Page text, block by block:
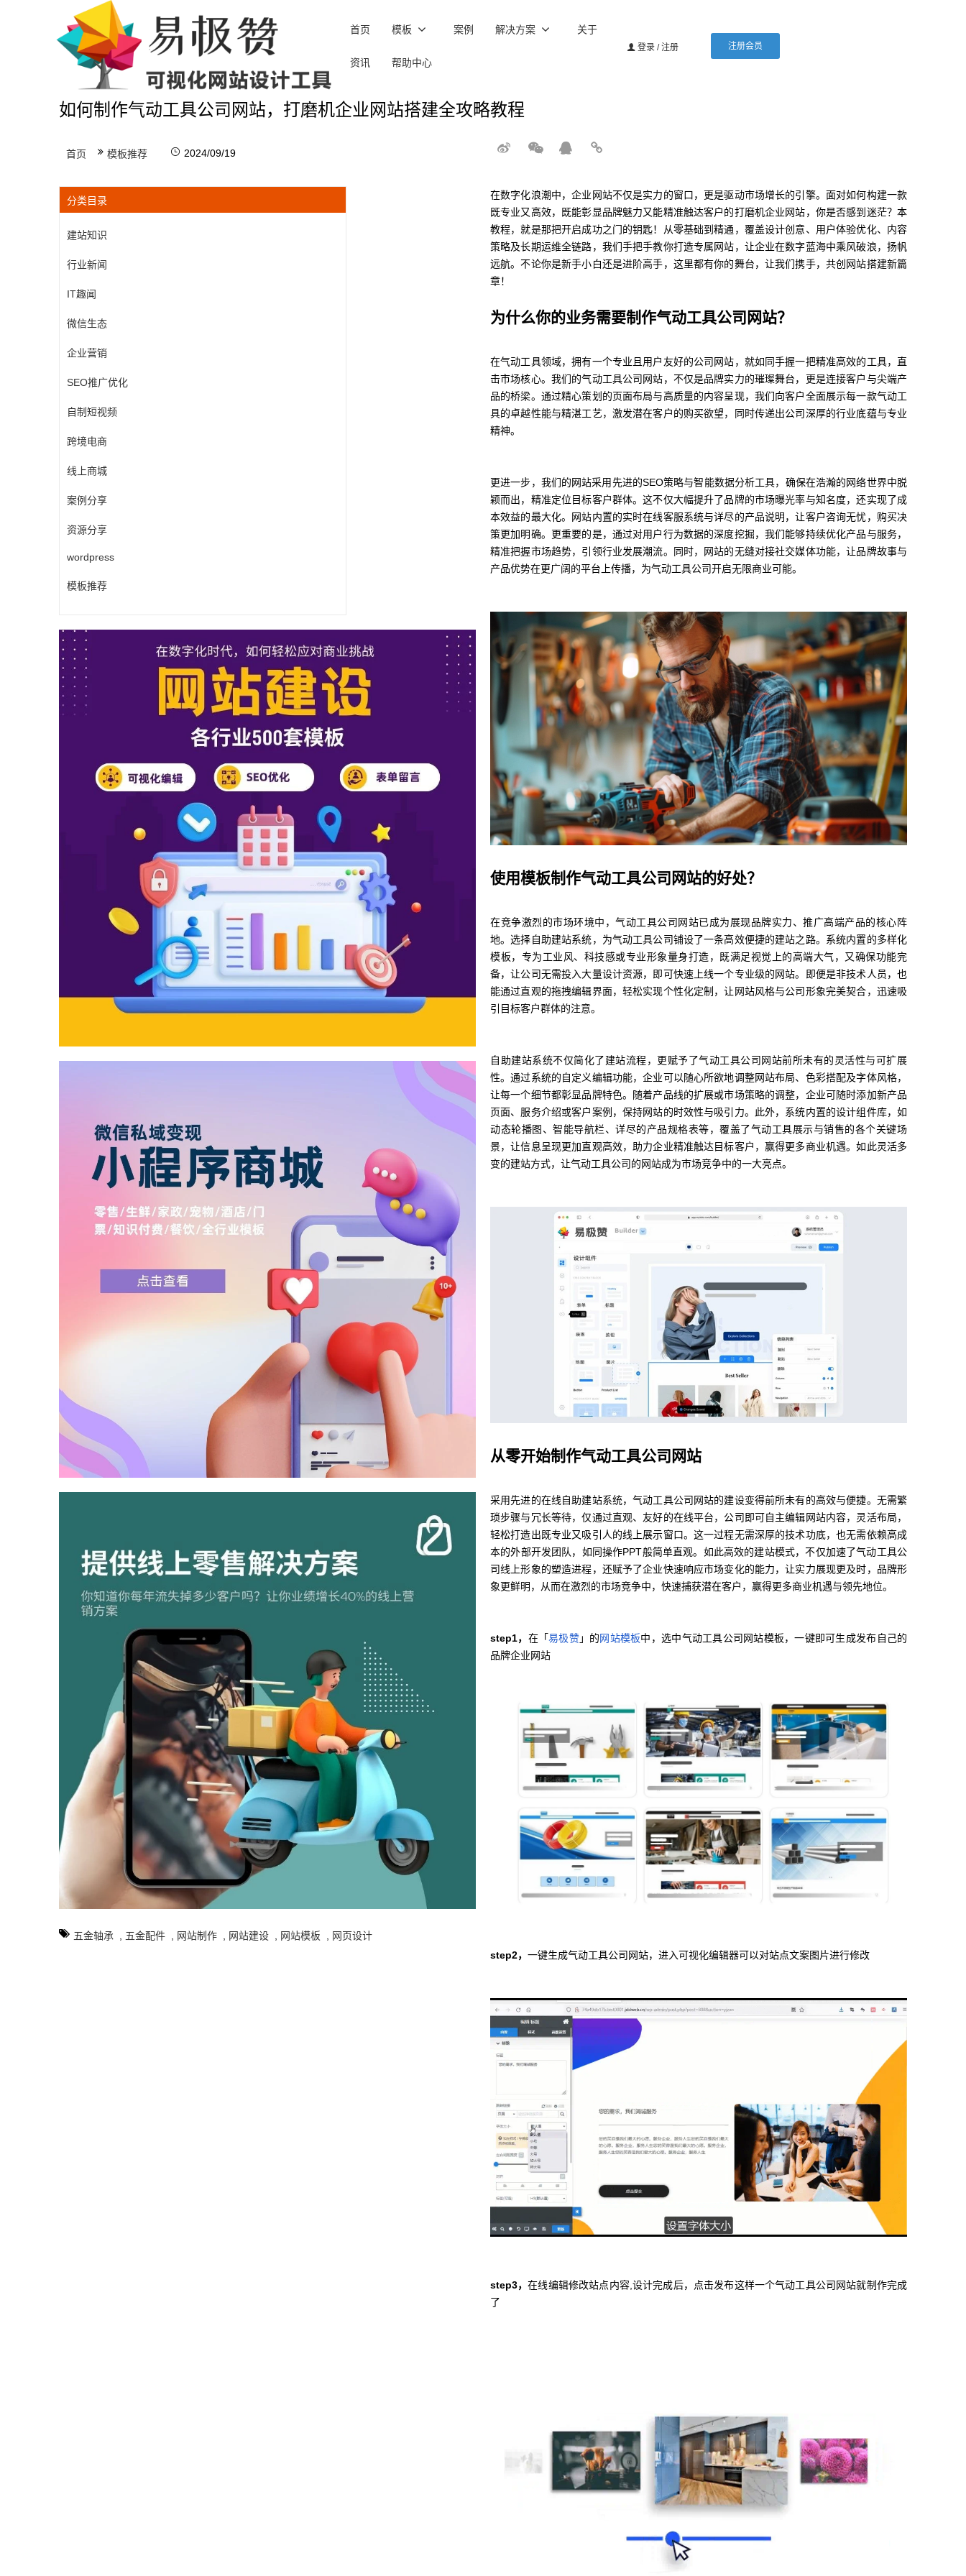
首页 模板 案例 解决方案 关于
资讯 帮助中心
登录 / 注册 注册会员
如何制作气动工具公司网站，打磨机企业网站搭建全攻略教程
首页 模板推荐 2024/09/19
分类目录
建站知识
行业新闻
IT趣闻
微信生态
企业营销
SEO推广优化
自制短视频
跨境电商
线上商城
案例分享
资源分享
wordpress
模板推荐
五金轴承 五金配件 网站制作 网站建设 网站模板 网页设计
在数字化浪潮中，企业网站不仅是实力的窗口，更是驱动市场增长的引擎。面对如何构建一款
既专业又高效，既能彰显品牌魅力又能精准触达客户的打磨机企业网站，你是否感到迷茫？本
教程，就是那把开启成功之门的钥匙！从零基础到精通，覆盖设计创意、用户体验优化、内容
策略及长期运维全链路，我们手把手教你打造专属网站，让企业在数字蓝海中乘风破浪，扬帆
远航。不论你是新手小白还是进阶高手，这里都有你的舞台，让我们携手，共创网站搭建新篇
章！
为什么你的业务需要制作气动工具公司网站？
在气动工具领域，拥有一个专业且用户友好的公司网站，就如同手握一把精准高效的工具，直
击市场核心。我们的气动工具公司网站，不仅是品牌实力的璀璨舞台，更是连接客户与尖端产
品的桥梁。通过精心策划的页面布局与高质量的内容呈现，我们向客户全面展示每一款气动工
具的卓越性能与精湛工艺，激发潜在客户的购买欲望，同时传递出公司深厚的行业底蕴与专业
精神。
更进一步，我们的网站采用先进的SEO策略与智能数据分析工具，确保在浩瀚的网络世界中脱
颖而出，精准定位目标客户群体。这不仅大幅提升了品牌的市场曝光率与知名度，还实现了成
本效益的最大化。网站内置的实时在线客服系统与详尽的产品说明，让客户咨询无忧，购买决
策更加明确。更重要的是，通过对用户行为数据的深度挖掘，我们能够持续优化产品与服务，
精准把握市场趋势，引领行业发展潮流。同时，网站的无缝对接社交媒体功能，让品牌故事与
产品优势在更广阔的平台上传播，为气动工具公司开启无限商业可能。
使用模板制作气动工具公司网站的好处？
在竞争激烈的市场环境中，气动工具公司网站已成为展现品牌实力、推广高端产品的核心阵
地。选择自助建站系统，为气动工具公司铺设了一条高效便捷的建站之路。系统内置的多样化
模板，专为工业风、科技感或专业形象量身打造，既满足视觉上的高端大气，又确保功能完
备，让公司无需投入大量设计资源，即可快速上线一个专业级的网站。即便是非技术人员，也
能通过直观的拖拽编辑界面，轻松实现个性化定制，让网站风格与公司形象完美契合，迅速吸
引目标客户群体的注意。
自助建站系统不仅简化了建站流程，更赋予了气动工具公司网站前所未有的灵活性与可扩展
性。通过系统的自定义编辑功能，企业可以随心所欲地调整网站布局、色彩搭配及字体风格，
让每一个细节都彰显品牌特色。随着产品线的扩展或市场策略的调整，企业可随时添加新产品
页面、服务介绍或客户案例，保持网站的时效性与吸引力。此外，系统内置的设计组件库，如
动态轮播图、智能导航栏、详尽的产品规格表等，覆盖了气动工具展示与销售的各个关键场
景，让信息呈现更加直观高效，助力企业精准触达目标客户，赢得更多商业机遇。如此灵活多
变的建站方式，让气动工具公司的网站成为市场竞争中的一大亮点。
从零开始制作气动工具公司网站
采用先进的在线自助建站系统，气动工具公司网站的建设变得前所未有的高效与便捷。无需繁
琐步骤与冗长等待，仅通过直观、友好的在线平台，公司即可自主编辑网站内容，灵活布局，
轻松打造出既专业又吸引人的线上展示窗口。这一过程无需深厚的技术功底，也无需依赖高成
本的外部开发团队，如同操作PPT般简单直观。如此高效的建站模式，不仅加速了气动工具公
司线上形象的塑造进程，还赋予了企业快速响应市场变化的能力，让实力展现更及时，品牌形
象更鲜明，从而在激烈的市场竞争中，快速捕获潜在客户，赢得更多商业机遇与领先地位。
step1， 在「易极赞」的网站模板中，选中气动工具公司网站模板，一键即可生成发布自己的
品牌企业网站
step2， 一键生成气动工具公司网站，进入可视化编辑器可以对站点文案图片进行修改
step3，在线编辑修改站点内容,设计完成后，点击发布这样一个气动工具公司网站就制作完成
了